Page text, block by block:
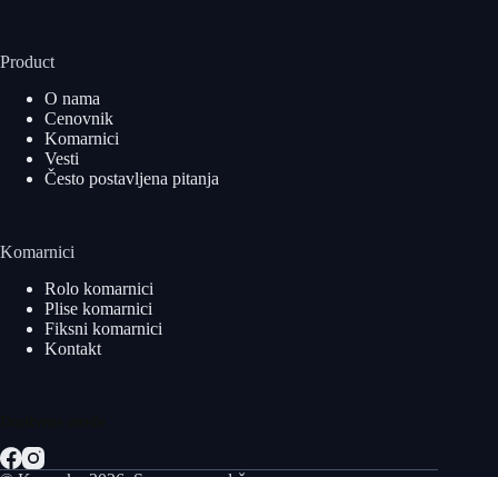
Product
O nama
Cenovnik
Komarnici
Vesti
Često postavljena pitanja
Komarnici
Rolo komarnici
Plise komarnici
Fiksni komarnici
Kontakt